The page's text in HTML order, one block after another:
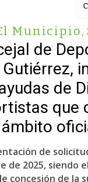
Municipio,
de
de
que
de
de 2025, siendo el
concesión de la